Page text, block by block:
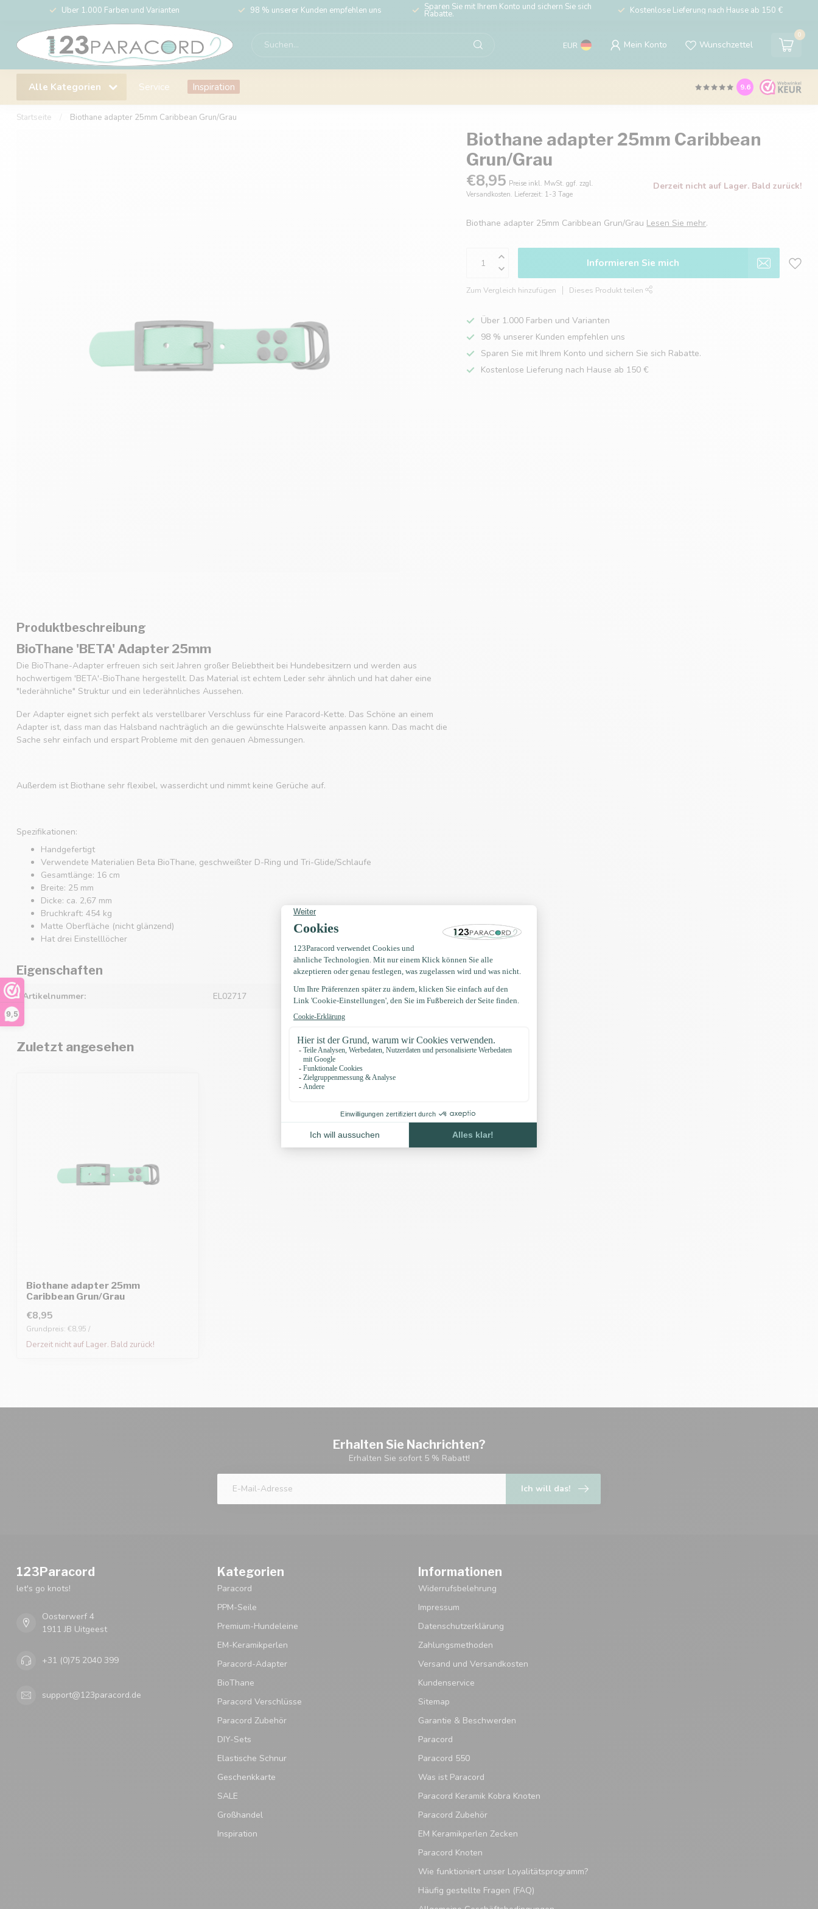
9,5
Über 1.000 Farben und Varianten 98 % unserer Kunden empfehlen uns Sparen Sie mit Ihrem Konto und sichern Sie sich
Rabatte. Kostenlose Lieferung nach Hause ab 150 €
EUR Mein Konto Wunschzettel
0
Alle Kategorien Service Inspiration 9.6
Startseite Biothane adapter 25mm Caribbean Grun/Grau
Biothane adapter 25mm Caribbean
Grun/Grau
€8,95 Preise inkl. MwSt. ggf. zzgl.
Versandkosten. Lieferzeit: 1-3 Tage
Derzeit nicht auf Lager. Bald zurück!
Biothane adapter 25mm Caribbean Grun/Grau Lesen Sie mehr.
Informieren Sie mich
Zum Vergleich hinzufügen Dieses Produkt teilen
Über 1.000 Farben und Varianten
98 % unserer Kunden empfehlen uns
Sparen Sie mit Ihrem Konto und sichern Sie sich Rabatte.
Kostenlose Lieferung nach Hause ab 150 €
Produktbeschreibung
BioThane 'BETA' Adapter 25mm
Die BioThane-Adapter erfreuen sich seit Jahren großer Beliebtheit bei Hundebesitzern und werden aus
hochwertigem 'BETA'-BioThane hergestellt. Das Material ist echtem Leder sehr ähnlich und hat daher eine
"lederähnliche" Struktur und ein lederähnliches Aussehen.
Der Adapter eignet sich perfekt als verstellbarer Verschluss für eine Paracord-Kette. Das Schöne an einem
Adapter ist, dass man das Halsband nachträglich an die gewünschte Halsweite anpassen kann. Das macht die
Sache sehr einfach und erspart Probleme mit den genauen Abmessungen.
Außerdem ist Biothane sehr flexibel, wasserdicht und nimmt keine Gerüche auf.
Spezifikationen:
Handgefertigt
Verwendete Materialien Beta BioThane, geschweißter D-Ring und Tri-Glide/Schlaufe
Gesamtlänge: 16 cm
Breite: 25 mm
Dicke: ca. 2,67 mm
Bruchkraft: 454 kg
Matte Oberfläche (nicht glänzend)
Hat drei Einstelllöcher
Eigenschaften
Artikelnummer: EL02717
Zuletzt angesehen
Biothane adapter 25mm
Caribbean Grun/Grau
€8,95
Grundpreis: €8,95 /
Derzeit nicht auf Lager. Bald zurück!
Erhalten Sie Nachrichten?
Erhalten Sie sofort 5 % Rabatt!
Ich will das!
123Paracord
let's go knots!
Oosterwerf 4
1911 JB Uitgeest
+31 (0)75 2040 399
support@123paracord.de
Kategorien
Paracord
PPM-Seile
Premium-Hundeleine
EM-Keramikperlen
Paracord-Adapter
BioThane
Paracord Verschlüsse
Paracord Zubehör
DIY-Sets
Elastische Schnur
Geschenkkarte
SALE
Großhandel
Inspiration
Informationen
Widerrufsbelehrung
Impressum
Datenschutzerklärung
Zahlungsmethoden
Versand und Versandkosten
Kundenservice
Sitemap
Garantie & Beschwerden
Paracord
Paracord 550
Was ist Paracord
Paracord Keramik Kobra Knoten
Paracord Zubehör
EM Keramikperlen Zecken
Paracord Knoten
Wie funktioniert unser Loyalitätsprogramm?
Häufig gestellte Fragen (FAQ)